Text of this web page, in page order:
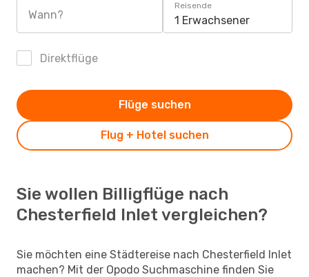
Wann?
Reisende
1 Erwachsener
Direktflüge
Flug + Hotel suchen
Flüge suchen
Sie wollen Billigflüge nach
Chesterfield Inlet vergleichen?
Sie möchten eine Städtereise nach Chesterfield Inlet
machen? Mit der Opodo Suchmaschine finden Sie